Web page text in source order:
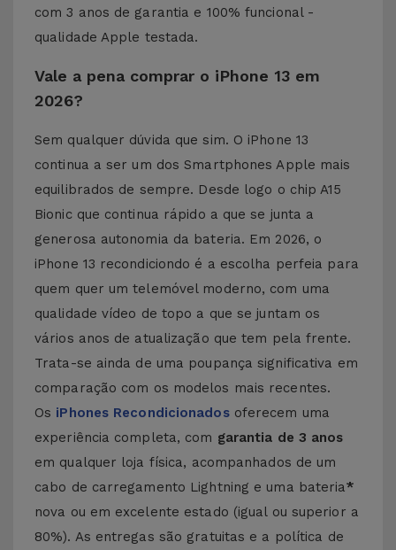
com 3 anos de garantia e 100% funcional -
qualidade Apple testada.
Vale a pena comprar o iPhone 13 em
2026?
Sem qualquer dúvida que sim. O iPhone 13
continua a ser um dos Smartphones Apple mais
equilibrados de sempre. Desde logo o chip A15
Bionic que continua rápido a que se junta a
generosa autonomia da bateria. Em 2026, o
iPhone 13 recondiciondo é a escolha perfeia para
quem quer um telemóvel moderno, com uma
qualidade vídeo de topo a que se juntam os
vários anos de atualização que tem pela frente.
Trata-se ainda de uma poupança significativa em
comparação com os modelos mais recentes.
Os iPhones Recondicionadosoferecem uma
experiência completa, com garantia de 3 anos
em qualquer loja física, acompanhados de um
cabo de carregamento Lightning e uma bateria*
nova ou em excelente estado (igual ou superior a
80%). As entregas são gratuitas e a política de